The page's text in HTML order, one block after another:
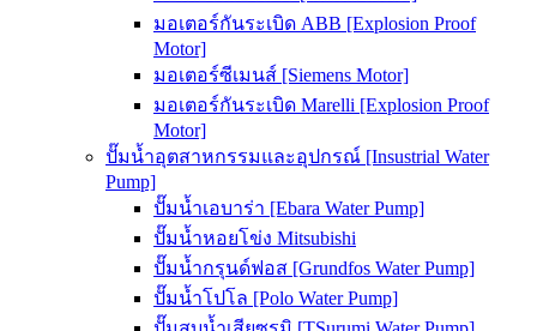
มอเตอร์กันระเบิด ABB [Explosion Proof
Motor]
มอเตอร์ซีเมนส์ [Siemens Motor]
มอเตอร์กันระเบิด Marelli [Explosion Proof
Motor]
ปั๊มน้ำอุตสาหกรรมและอุปกรณ์ [Insustrial Water
Pump]
ปั๊มน้ำเอบาร่า [Ebara Water Pump]
ปั๊มน้ำหอยโข่ง Mitsubishi
ปั๊มน้ำกรุนด์ฟอส [Grundfos Water Pump]
ปั๊มน้ำโปโล [Polo Water Pump]